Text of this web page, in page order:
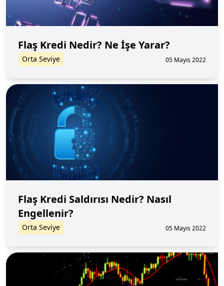
Flaş Kredi Nedir? Ne İşe Yarar?
Orta Seviye 05 Mayıs 2022
Flaş Kredi Saldırısı Nedir? Nasıl
Engellenir?
Orta Seviye 05 Mayıs 2022